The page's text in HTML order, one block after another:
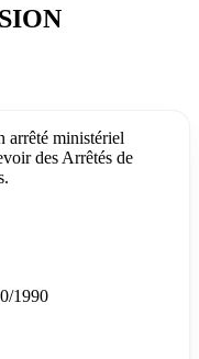
arrêté ministériel
des Arrêtés de
1990